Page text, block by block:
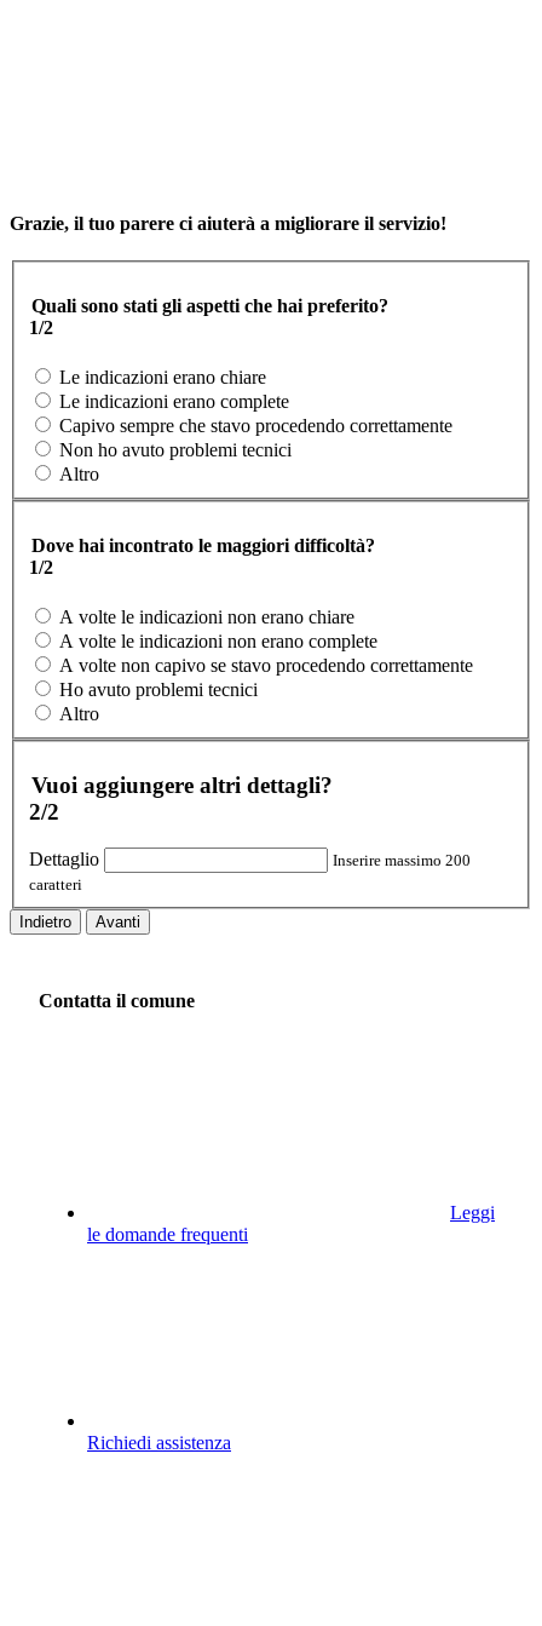
Grazie, il tuo parere ci aiuterà a migliorare il servizio!
Quali sono stati gli aspetti che hai preferito?
1/2
Le indicazioni erano chiare
Le indicazioni erano complete
Capivo sempre che stavo procedendo correttamente
Non ho avuto problemi tecnici
Altro
Dove hai incontrato le maggiori difficoltà?
1/2
A volte le indicazioni non erano chiare
A volte le indicazioni non erano complete
A volte non capivo se stavo procedendo correttamente
Ho avuto problemi tecnici
Altro
Vuoi aggiungere altri dettagli?
2/2
Dettaglio
Inserire massimo 200
caratteri
Indietro Avanti
Contatta il comune
Leggi
le domande frequenti
Richiedi assistenza